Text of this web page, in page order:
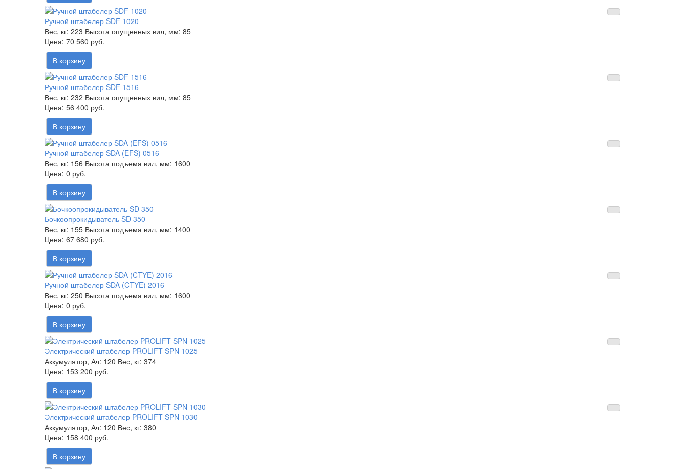
Ручной штабелер SDF 1020
Вес, кг: 223 Высота опущенных вил, мм: 85
70 560 руб.
В корзину
Ручной штабелер SDF 1516
Вес, кг: 232 Высота опущенных вил, мм: 85
56 400 руб.
В корзину
Ручной штабелер SDA (EFS) 0516
Вес, кг: 156 Высота подъема вил, мм: 1600
0 руб.
В корзину
Бочкоопрокидыватель SD 350
Вес, кг: 155 Высота подъема вил, мм: 1400
67 680 руб.
В корзину
Ручной штабелер SDA (CTYE) 2016
Вес, кг: 250 Высота подъема вил, мм: 1600
0 руб.
В корзину
Электрический штабелер PROLIFT SPN 1025
Аккумулятор, Ач: 120 Вес, кг: 374
153 200 руб.
В корзину
Электрический штабелер PROLIFT SPN 1030
Аккумулятор, Ач: 120 Вес, кг: 380
158 400 руб.
В корзину